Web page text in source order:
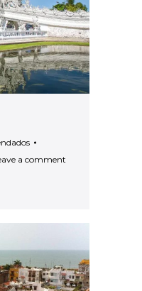
a comment